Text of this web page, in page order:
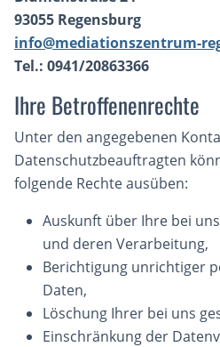
93055 Regensburg
info@mediationszentrum-
Tel.: 0941/20863366
Ihre Betroffenenrechte
Unter den angegebenen
Datenschutzbeauftragten
folgende Rechte ausüben:
Auskunft über Ihre bei
und deren Verarbeitung,
Berichtigung unrichtiger
Daten,
Löschung Ihrer bei uns
Einschränkung der